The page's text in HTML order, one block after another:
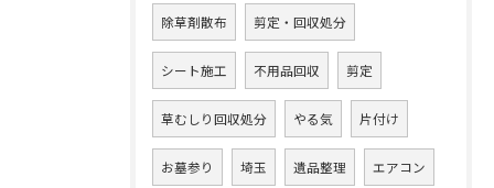
除草剤散布 剪定・回収処分
シート施工 不用品回収 剪定
草むしり回収処分 やる気 片付け
お墓参り 埼玉 遺品整理 エアコン